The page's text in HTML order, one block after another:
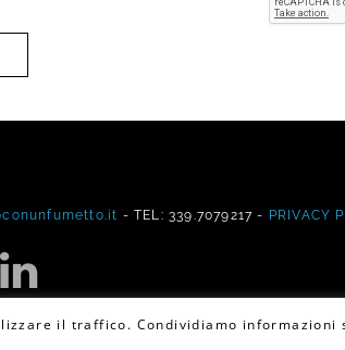
- TEL: 339.7079217 - PRIVACY
il traffico. Condividiamo